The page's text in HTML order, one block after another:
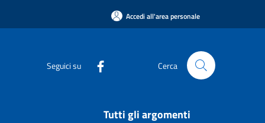
Accedi all'area personale
Seguici su Cerca
Tutti gli argomenti